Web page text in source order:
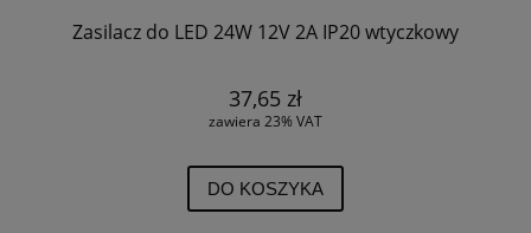
Zasilacz do LED 24W 12V 2A IP20 wtyczkowy
37,65 zł
zawiera 23% VAT
DO KOSZYKA